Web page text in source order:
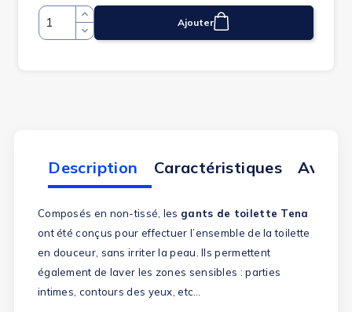
Quantité Ajouter
Description Caractéristiques Avis
Composés en non-tissé, les gants de toilette Tena
ont été conçus pour effectuer l’ensemble de la toilette
en douceur, sans irriter la peau. Ils permettent
également de laver les zones sensibles : parties
intimes, contours des yeux, etc…